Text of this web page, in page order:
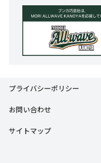
プライバシーポリシー
お問い合わせ
サイトマップ